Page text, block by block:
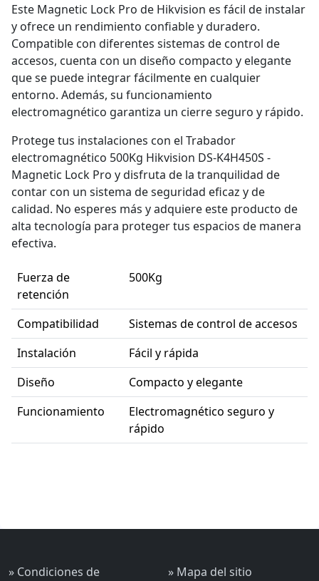
Este Magnetic Lock Pro de Hikvision es fácil de instalar
y ofrece un rendimiento confiable y duradero.
Compatible con diferentes sistemas de control de
accesos, cuenta con un diseño compacto y elegante
que se puede integrar fácilmente en cualquier
entorno. Además, su funcionamiento
electromagnético garantiza un cierre seguro y rápido.
Protege tus instalaciones con el Trabador
electromagnético 500Kg Hikvision DS-K4H450S -
Magnetic Lock Pro y disfruta de la tranquilidad de
contar con un sistema de seguridad eficaz y de
calidad. No esperes más y adquiere este producto de
alta tecnología para proteger tus espacios de manera
efectiva.
Fuerza de
retención
500Kg
Compatibilidad
Sistemas de control de accesos
Instalación
Fácil y rápida
Diseño
Compacto y elegante
Funcionamiento
Electromagnético seguro y
rápido
» Condiciones de » Mapa del sitio